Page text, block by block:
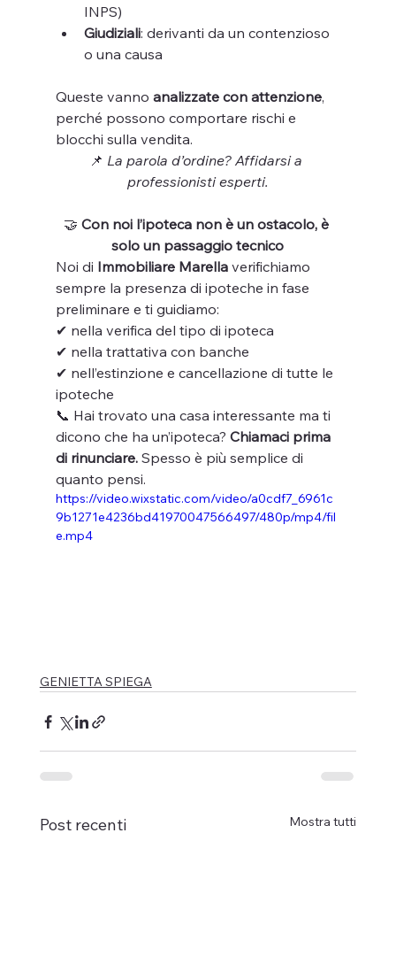
INPS)
Giudiziali: derivanti da un contenzioso
o una causa
Queste vanno analizzate con attenzione,
perché possono comportare rischi e
blocchi sulla vendita.
📌 La parola d’ordine? Affidarsi a
professionisti esperti.
🤝 Con noi l’ipoteca non è un ostacolo, è
solo un passaggio tecnico
Noi di Immobiliare Marella verifichiamo
sempre la presenza di ipoteche in fase
preliminare e ti guidiamo:
✔ nella verifica del tipo di ipoteca
✔ nella trattativa con banche
✔ nell’estinzione e cancellazione di tutte le
ipoteche
📞 Hai trovato una casa interessante ma ti
dicono che ha un’ipoteca? Chiamaci prima
di rinunciare. Spesso è più semplice di
quanto pensi.
https://video.wixstatic.com/video/a0cdf7_6961c
9b1271e4236bd41970047566497/480p/mp4/fil
e.mp4
GENIETTA SPIEGA
Post recenti Mostra tutti